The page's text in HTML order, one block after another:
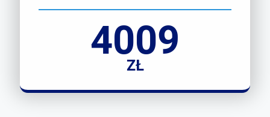
4009
ZŁ